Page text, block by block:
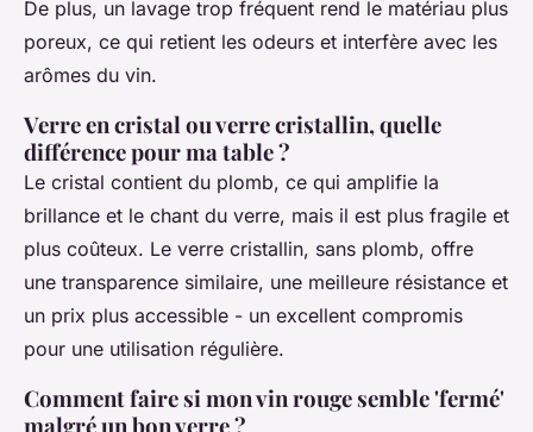
De plus, un lavage trop fréquent rend le matériau plus
poreux, ce qui retient les odeurs et interfère avec les
arômes du vin.
Verre en cristal ou verre cristallin, quelle
différence pour ma table ?
Le cristal contient du plomb, ce qui amplifie la
brillance et le chant du verre, mais il est plus fragile et
plus coûteux. Le verre cristallin, sans plomb, offre
une transparence similaire, une meilleure résistance et
un prix plus accessible - un excellent compromis
pour une utilisation régulière.
Comment faire si mon vin rouge semble 'fermé'
malgré un bon verre ?